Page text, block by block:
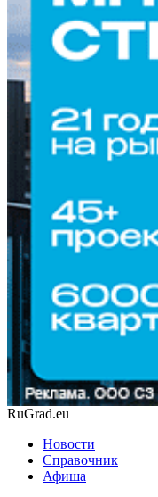
RuGrad.eu
Новости
Справочник
Афиша